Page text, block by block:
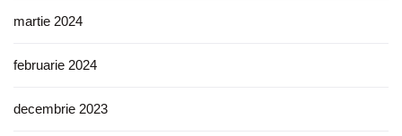
martie 2024
februarie 2024
decembrie 2023